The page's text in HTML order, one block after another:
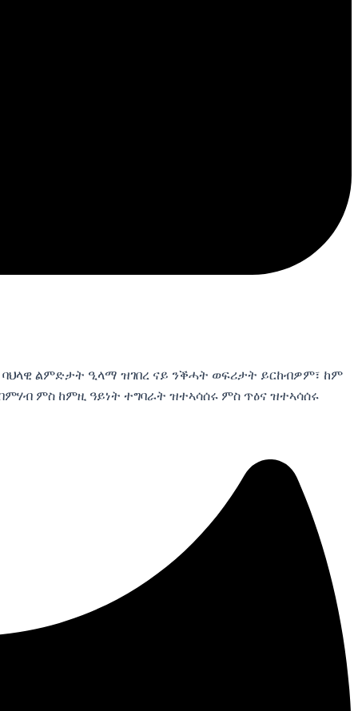
ልምድታት ዒላማ ዝገበረ ናይ ንቕሓት ወፍሪታት ይርከብዎም፣ ከም
ምስ ከምዚ ዓይነት ተግባራት ዝተኣሳሰሩ ምስ ጥዕና ዝተኣሳሰሩ